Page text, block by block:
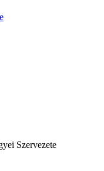
Szervezete